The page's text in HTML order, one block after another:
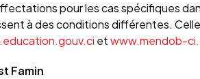
pour les cas spécifiques
à des conditions différentes.
etwww.mendob-
Famin